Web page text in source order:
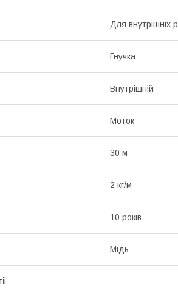
Для внутрішніх
Гнучка
Внутрішній
Моток
30 м
2 кг/м
10 років
Мідь